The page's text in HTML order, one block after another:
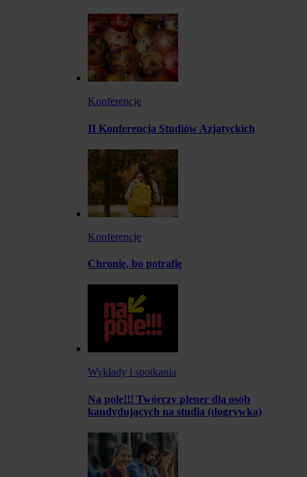
Konferencje
II Konferencja Studiów Azjatyckich
Konferencje
Chronię, bo potrafię
Wykłady i spotkania
Na pole!!! Twórczy plener dla osób
kandydujących na studia (dogrywka)